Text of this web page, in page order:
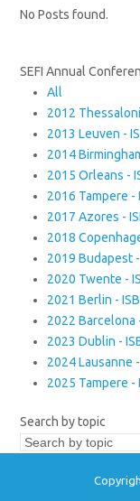
No Posts found.
SEFI Annual
All
2012
2013 Leuven -
2014
2015 Orleans -
2016 Tampere
2017 Azores -
2018
2019 Budapest
2020 Twente -
2021 Berlin -
2022 Barcelona
2023 Dublin -
2024 Lausanne
2025 Tampere
Search by topic